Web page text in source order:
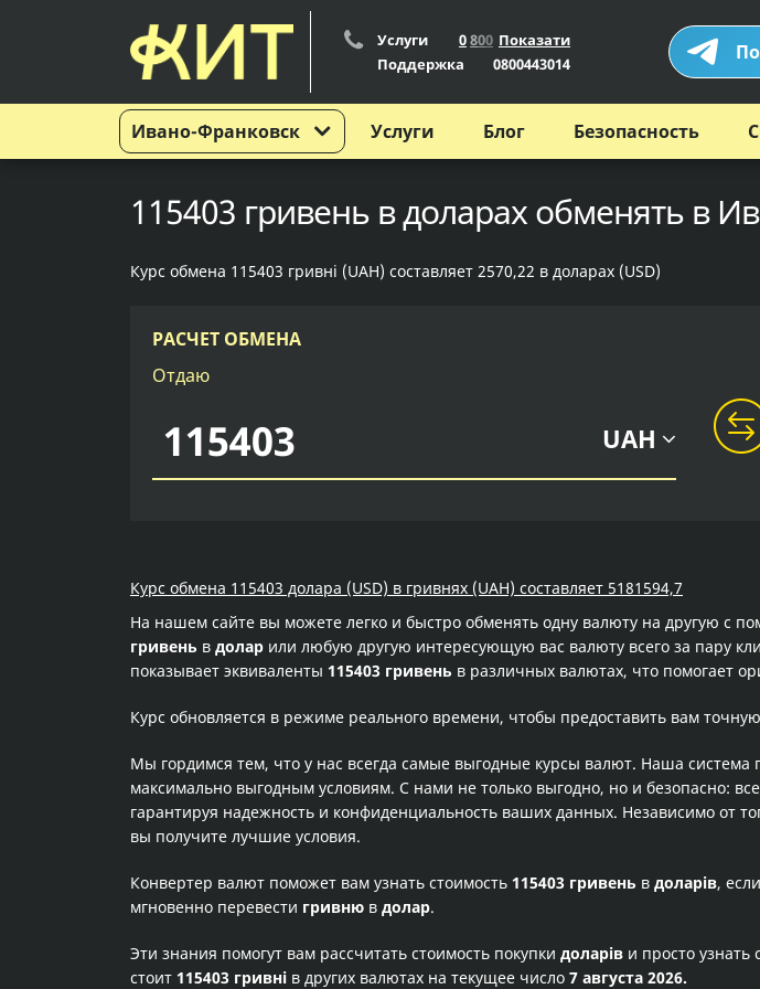
Ивано-Франковск
Услуги 0800 Показати
Поддержка
0800443014
Услуги Блог Безопасность
115403 гривень в доларах обменять в
Курс обмена 115403 гривні (UAH) составляет 2570,22 в доларах (USD)
РАСЧЕТ ОБМЕНА
Отдаю
UAH
Курс обмена 115403 долара (USD) в гривнях (UAH) составляет 5181594,7
На нашем сайте вы можете легко и быстро обменять одну валюту на другую с
гривень в долар или любую другую интересующую вас валюту всего за пару
показывает эквиваленты 115403 гривень в различных валютах, что помогает
Курс обновляется в режиме реального времени, чтобы предоставить вам
Мы гордимся тем, что у нас всегда самые выгодные курсы валют. Наша система
максимально выгодным условиям. С нами не только выгодно, но и безопасно:
гарантируя надежность и конфиденциальность ваших данных. Независимо от
вы получите лучшие условия.
Конвертер валют поможет вам узнать стоимость 115403 гривень в доларів,
мгновенно перевести гривню в долар.
Эти знания помогут вам рассчитать стоимость покупки доларів и просто
стоит 115403 гривні в других валютах на текущее число 7 августа 2026.